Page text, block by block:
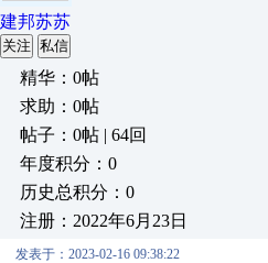
建邦苏苏
关注 私信
精华：0帖
求助：0帖
帖子：0帖 | 64回
年度积分：0
历史总积分：0
注册：2022年6月23日
发表于：2023-02-16 09:38:22